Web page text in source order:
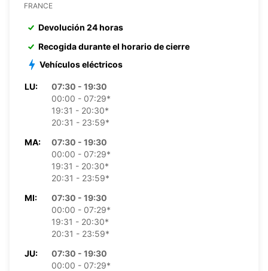
FRANCE
Devolución 24 horas
Recogida durante el horario de cierre
Vehículos eléctricos
LU:
07:30 - 19:30
00:00 - 07:29*
19:31 - 20:30*
20:31 - 23:59*
MA:
07:30 - 19:30
00:00 - 07:29*
19:31 - 20:30*
20:31 - 23:59*
MI:
07:30 - 19:30
00:00 - 07:29*
19:31 - 20:30*
20:31 - 23:59*
JU:
07:30 - 19:30
00:00 - 07:29*